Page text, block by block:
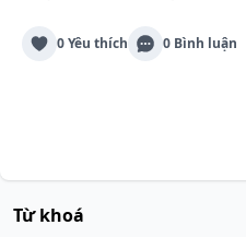
0 Yêu thích 0 Bình luận
Từ khoá